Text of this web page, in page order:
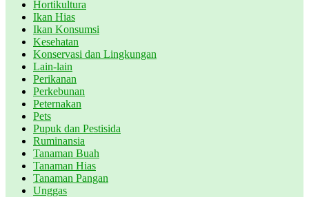
Hortikultura
Ikan Hias
Ikan Konsumsi
Kesehatan
Konservasi dan Lingkungan
Lain-lain
Perikanan
Perkebunan
Peternakan
Pets
Pupuk dan Pestisida
Ruminansia
Tanaman Buah
Tanaman Hias
Tanaman Pangan
Unggas